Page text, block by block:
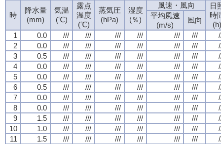
時
降水量
(mm)
気温
(℃)
露点
温度
(℃)
蒸気圧
(hPa)
湿度
(％)
風速・風向
日
時
(h)
平均風速
(m/s)
風向
1
0.0 /// /// /// /// /// ///
2
0.0 /// /// /// /// /// ///
3
0.5 /// /// /// /// /// ///
4
0.0 /// /// /// /// /// ///
5
0.0 /// /// /// /// /// ///
6
0.5 /// /// /// /// /// ///
7
0.0 /// /// /// /// /// ///
8
0.0 /// /// /// /// /// ///
9
1.5 /// /// /// /// /// ///
10
1.0 /// /// /// /// /// ///
11
1.5 /// /// /// /// /// ///